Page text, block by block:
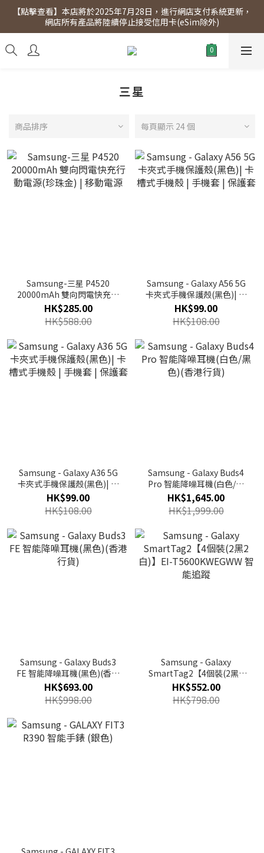
【點擊查看】會員專享 星期三全單95折!!!（優惠期至2026年12月
31日）。滿$300即免運費。
【點擊查看】本店將於2025年7月28日，進行網店支付系統更新，
網店所有產品將陸續停止接受信用卡(eSim除外)
【點擊查看】會員專享 星期三全單95折!!!（優惠期至2026年12月
31日）。滿$300即免運費。
三星
商品排序 每頁顯示 24 個
Samsung-三星 P4520
20000mAh 雙向閃電快充行
動電源(珍珠金) | 移動電源
HK$285.00
HK$588.00
Samsung - Galaxy A56 5G
卡夾式手機保護殼(黑色)| 卡
槽式手機殼 | 手機套 | 保護套
HK$99.00
HK$108.00
Samsung - Galaxy A36 5G
卡夾式手機保護殼(黑色)| 卡
槽式手機殼 | 手機套 | 保護套
HK$99.00
HK$108.00
Samsung - Galaxy Buds4
Pro 智能降噪耳機(白色/黑
色)(香港行貨)
HK$1,645.00
HK$1,999.00
Samsung - Galaxy Buds3
FE 智能降噪耳機(黑色)(香港
行貨)
HK$693.00
HK$998.00
Samsung - Galaxy
SmartTag2【4個裝(2黑2
白)】EI-T5600KWEGWW 智
能追蹤
HK$552.00
HK$798.00